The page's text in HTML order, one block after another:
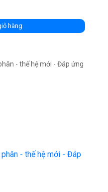
hàng
- thế hệ mới - Đáp